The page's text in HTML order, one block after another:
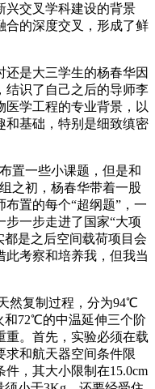
兴交叉学科建设的背景
合的深度交叉，形成了鲜
是大三学生的杨春华因
结识了自己之后的导师李
医学工程的专业背景，以
和基础，特别是细致缜密
一些小课题，但是和
之初，杨春华带着一股
置的每个“超纲题”，一
一步走进了国家“大项
都是之后空间载荷项目会
此考察和培养我，但我当
复制过程，分为94℃
72℃的中温延伸三个阶
重。首先，实验必须在载
求和航天器空间条件限
，其大小限制在15.0cm